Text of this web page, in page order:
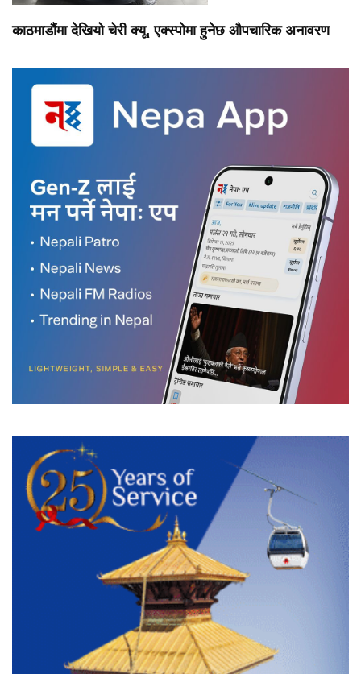
काठमाडौंमा देखियो चेरी क्यू, एक्स्पोमा हुनेछ औपचारिक अनावरण